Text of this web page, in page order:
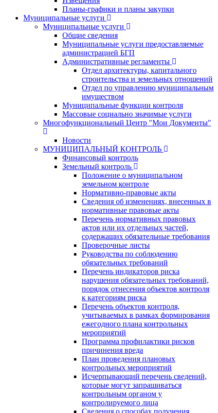
Планы-графики и планы закупки
Муниципальные услуги
Муниципальные услуги
Общие сведения
Муниципальные услуги предоставляемые
администрацией БГП
Административные регламенты
Отдел архитектуры, капитального
строительства и земельных отношений
Отдел по управлению муниципальным
имуществом
Муниципальные функции контроля
Массовые социально значимые услуги
Многофункциональный Центр "Мои Документы"
Новости
МУНИЦИПАЛЬНЫЙ КОНТРОЛЬ
Финансовый контроль
Земельный контроль
Положение о муниципальном
земельном контроле
Нормативно-правовые акты
Сведения об изменениях, внесенных в
нормативные правовые акты
Перечень нормативных правовых
актов или их отдельных частей,
содержащих обязательные требования
Проверочные листы
Руководства по соблюдению
обязательных требований
Перечень индикаторов риска
нарушения обязательных требований,
порядок отнесения объектов контроля
к категориям риска
Перечень объектов контроля,
учитываемых в рамках формирования
ежегодного плана контрольных
мероприятий
Программа профилактики рисков
причинения вреда
План проведения плановых
контрольных мероприятий
Исчерпывающий перечень сведений,
которые могут запрашиваться
контрольным органом у
контролируемого лица
Сведения о способах получения